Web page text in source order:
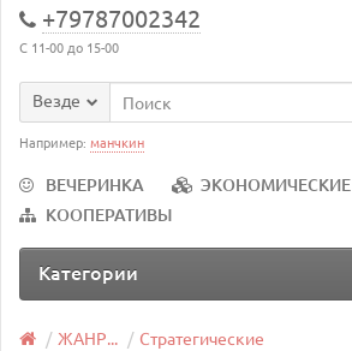
+79787002342
С 11-00 до 15-00
Везде
Например: манчкин
ВЕЧЕРИНКА
ЭКОНОМИЧЕСКИЕ
КООПЕРАТИВЫ
Категории
ЖАНР...
Стратегические